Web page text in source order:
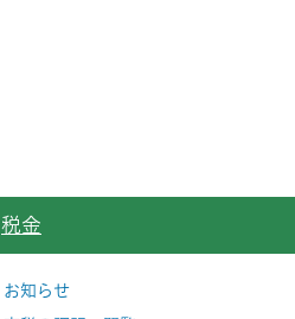
税金
お知らせ